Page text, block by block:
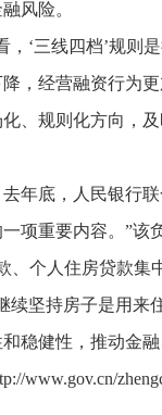
风险。
，‘三线四档’规
，经营融资行为
、规则化方向，
年底，人民银行
项重要内容。”
、个人住房贷款集
续坚持房子是用
稳健性，推动金
www.gov.cn/